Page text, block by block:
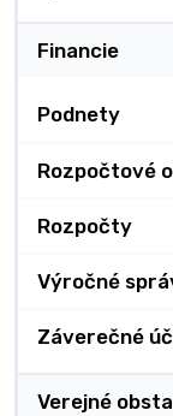
Financie
Podnety
Rozpočtové
Rozpočty
Výročné
Záverečné
Verejné